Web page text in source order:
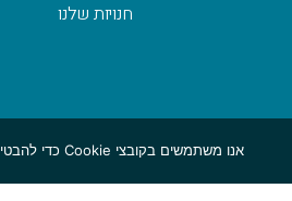
חנויות שלנו
אנו משתמשים בקובצי Cookie כדי להבטיח שנספק לך את חוויית הגלישה הטובה ביותר באתר שלנו. אם תמשיך להשתמש באתר זה, נניח שאתה מרוצה ממנו.